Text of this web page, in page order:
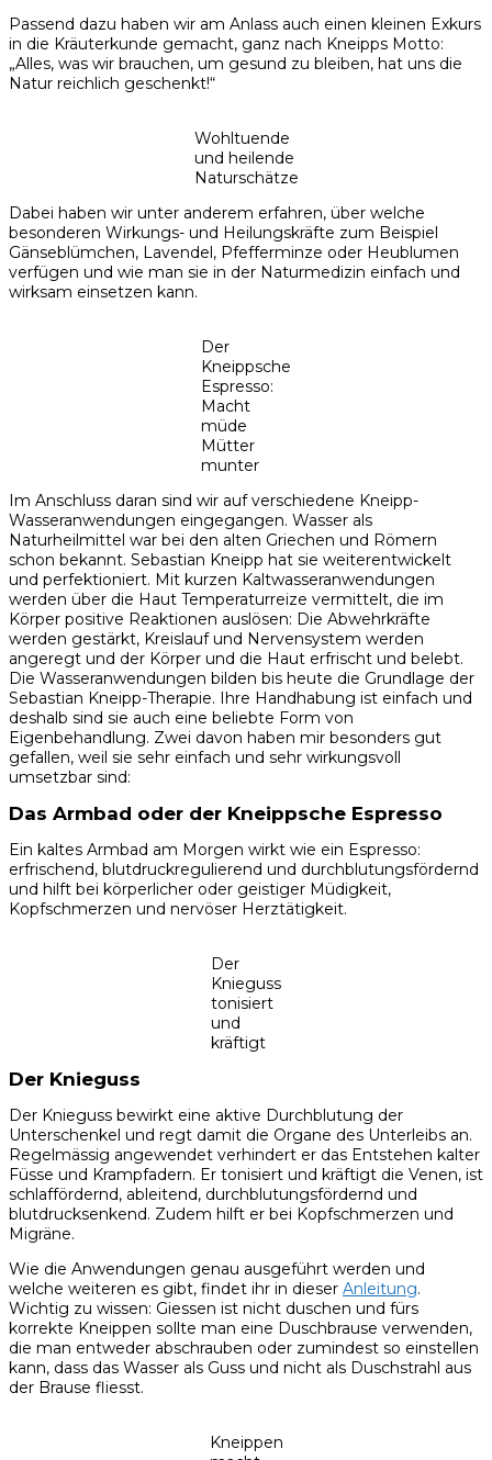
Passend dazu haben wir am Anlass auch einen kleinen Exkurs
in die Kräuterkunde gemacht, ganz nach Kneipps Motto:
„Alles, was wir brauchen, um gesund zu bleiben, hat uns die
Natur reichlich geschenkt!“
Wohltuende
und heilende
Naturschätze
Dabei haben wir unter anderem erfahren, über welche
besonderen Wirkungs- und Heilungskräfte zum Beispiel
Gänseblümchen, Lavendel, Pfefferminze oder Heublumen
verfügen und wie man sie in der Naturmedizin einfach und
wirksam einsetzen kann.
Der
Kneippsche
Espresso:
Macht
müde
Mütter
munter
Im Anschluss daran sind wir auf verschiedene Kneipp-
Wasseranwendungen eingegangen. Wasser als
Naturheilmittel war bei den alten Griechen und Römern
schon bekannt. Sebastian Kneipp hat sie weiterentwickelt
und perfektioniert. Mit kurzen Kaltwasseranwendungen
werden über die Haut Temperaturreize vermittelt, die im
Körper positive Reaktionen auslösen: Die Abwehrkräfte
werden gestärkt, Kreislauf und Nervensystem werden
angeregt und der Körper und die Haut erfrischt und belebt.
Die Wasseranwendungen bilden bis heute die Grundlage der
Sebastian Kneipp-Therapie. Ihre Handhabung ist einfach und
deshalb sind sie auch eine beliebte Form von
Eigenbehandlung. Zwei davon haben mir besonders gut
gefallen, weil sie sehr einfach und sehr wirkungsvoll
umsetzbar sind:
Das Armbad oder der Kneippsche Espresso
Ein kaltes Armbad am Morgen wirkt wie ein Espresso:
erfrischend, blutdruckregulierend und durchblutungsfördernd
und hilft bei körperlicher oder geistiger Müdigkeit,
Kopfschmerzen und nervöser Herztätigkeit.
Der
Knieguss
tonisiert
und
kräftigt
Der Knieguss
Der Knieguss bewirkt eine aktive Durchblutung der
Unterschenkel und regt damit die Organe des Unterleibs an.
Regelmässig angewendet verhindert er das Entstehen kalter
Füsse und Krampfadern. Er tonisiert und kräftigt die Venen, ist
schlaffördernd, ableitend, durchblutungsfördernd und
blutdrucksenkend. Zudem hilft er bei Kopfschmerzen und
Migräne.
Wie die Anwendungen genau ausgeführt werden und
welche weiteren es gibt, findet ihr in dieser Anleitung.
Wichtig zu wissen: Giessen ist nicht duschen und fürs
korrekte Kneippen sollte man eine Duschbrause verwenden,
die man entweder abschrauben oder zumindest so einstellen
kann, dass das Wasser als Guss und nicht als Duschstrahl aus
der Brause fliesst.
Kneippen